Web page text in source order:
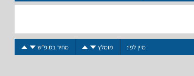
מיין לפי: מומלץ מחיר בסופ"ש